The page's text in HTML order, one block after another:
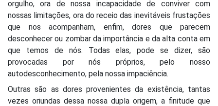
orgulho, ora de nossa incapacidade de conviver com
nossas limitações, ora do receio das inevitáveis frustações
que nos acompanham, enfim, dores que parecem
desconhecer ou zombar da importância e da alta conta em
que temos de nós. Todas elas, pode se dizer, são
provocadas por nós próprios, pelo nosso
autodesconhecimento, pela nossa impaciência.
Outras são as dores provenientes da existência, tantas
vezes oriundas dessa nossa dupla origem, a finitude que